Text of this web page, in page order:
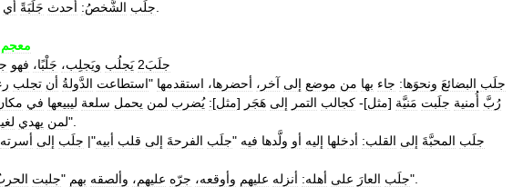
جلَب الشَّخصُ: أحدث جَلَبَةً أي
معجم
جلَبَ2
يَجلُب ويَجلِب، جَلْبًا، فهو
جلَب البضائعَ ونحوَها: جاء بها من موضع إلى آخر، أحضرها، استقدمها "استطاعت الدَّولةُ أن تجلب
رُبَّ أُمنية جلَبت مَنيَّة [مثل]- كجالب التمر إلى هَجَر [مثل]
: يُضرب لمن يحمل سلعة ليبيعها في
لمن يهدي
".
جلَب المحبَّةَ إلى القلب: أدخلها إليه أو ولَّدها فيه "جلَب الفرحةَ إلى قلب أبيه"| جلَب إلى أسرته
جلَب العارَ على أهله: أنزله عليهم وأوقعه، جرّه عليهم، وألصقه بهم "جلبت
".